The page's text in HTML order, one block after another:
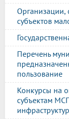
Организации,
субъектов
Перечень
пользование
Конкурсы на
субъектам